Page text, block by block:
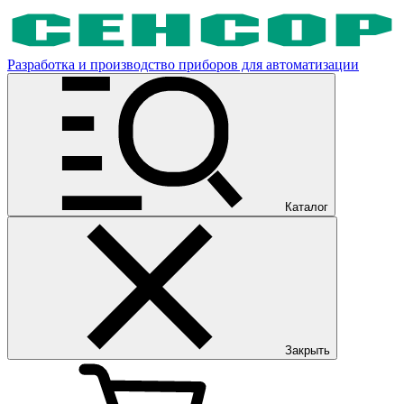
Разработка и производство приборов для автоматизации
Каталог
Закрыть